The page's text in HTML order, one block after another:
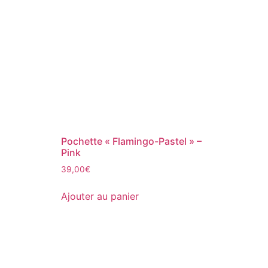
Pochette « Flamingo-Pastel » –
Pink
39,00€
Ajouter au panier